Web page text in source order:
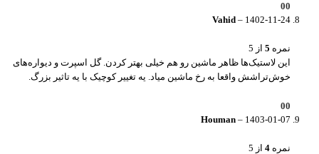
0
0
Vahid – 1402-11-24
نمره 5 از 5
این لاستیک‌ها ظاهر ماشین رو هم خیلی بهتر کردن. گل اسپرت و دیواره‌های
خوش‌تراشش واقعا به رخ ماشین میاد. یه تغییر کوچیک با یه تاثیر بزرگ.
0
0
Houman – 1403-01-07
نمره 4 از 5